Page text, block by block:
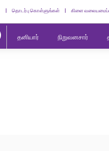
தொடர்பு கொள்ளுங்கள் கிளை
தனியார் நிறுவனசார்